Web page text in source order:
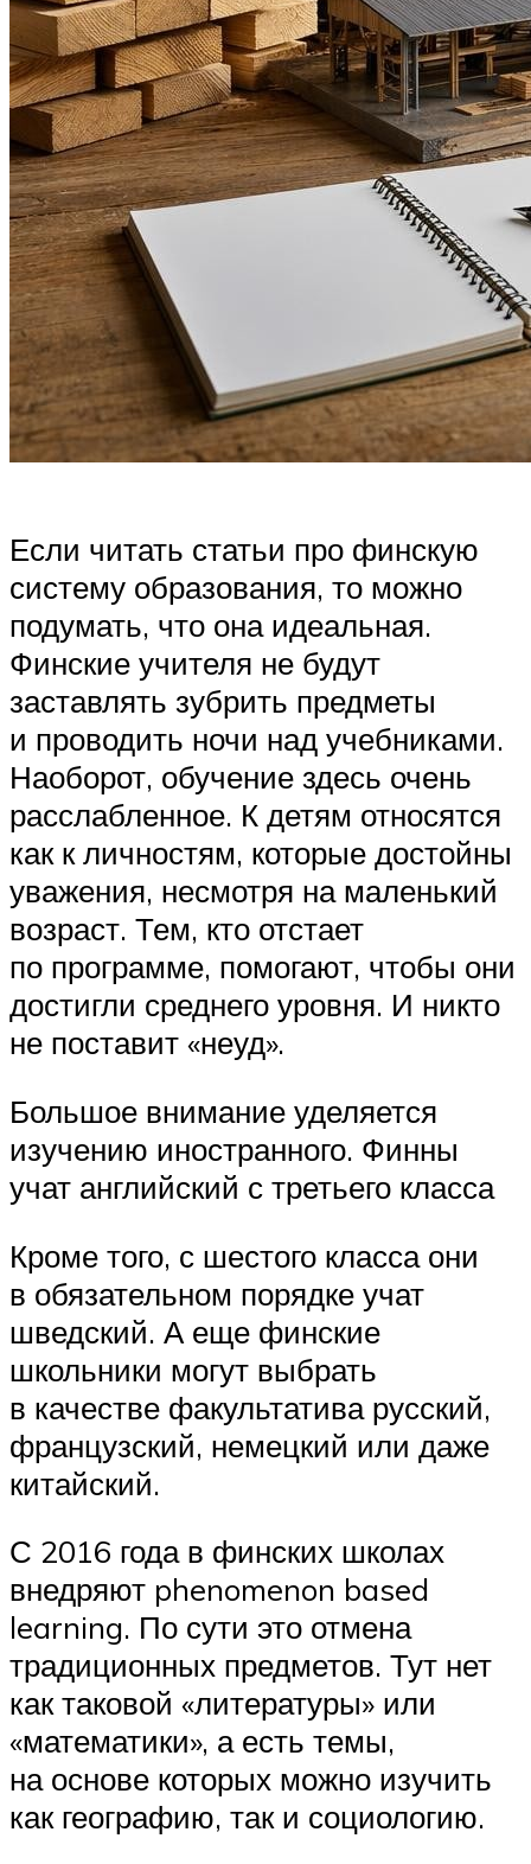
Если читать статьи про финскую
систему образования, то можно
подумать, что она идеальная.
Финские учителя не будут
заставлять зубрить предметы
и проводить ночи над учебниками.
Наоборот, обучение здесь очень
расслабленное. К детям относятся
как к личностям, которые достойны
уважения, несмотря на маленький
возраст. Тем, кто отстает
по программе, помогают, чтобы они
достигли среднего уровня. И никто
не поставит «неуд».
Большое внимание уделяется
изучению иностранного. Финны
учат английский с третьего класса
Кроме того, с шестого класса они
в обязательном порядке учат
шведский. А еще финские
школьники могут выбрать
в качестве факультатива русский,
французский, немецкий или даже
китайский.
С 2016 года в финских школах
внедряют phenomenon based
learning. По сути это отмена
традиционных предметов. Тут нет
как таковой «литературы» или
«математики», а есть темы,
на основе которых можно изучить
как географию, так и социологию.